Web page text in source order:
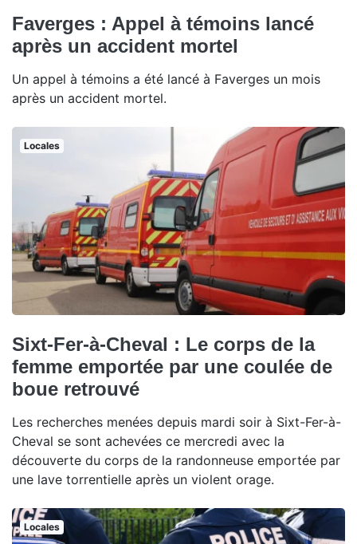
Faverges : Appel à témoins lancé
après un accident mortel
Un appel à témoins a été lancé à Faverges un mois
après un accident mortel.
Locales
Sixt-Fer-à-Cheval : Le corps de la
femme emportée par une coulée de
boue retrouvé
Les recherches menées depuis mardi soir à Sixt-Fer-à-
Cheval se sont achevées ce mercredi avec la
découverte du corps de la randonneuse emportée par
une lave torrentielle après un violent orage.
Locales